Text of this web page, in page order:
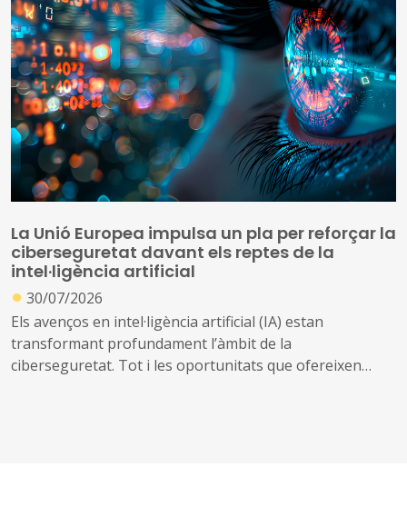
La Unió Europea impulsa un pla per reforçar la
ciberseguretat davant els reptes de la
intel·ligència artificial
● 30/07/2026
Els avenços en intel·ligència artificial (IA) estan
transformant profundament l’àmbit de la
ciberseguretat. Tot i les oportunitats que ofereixen